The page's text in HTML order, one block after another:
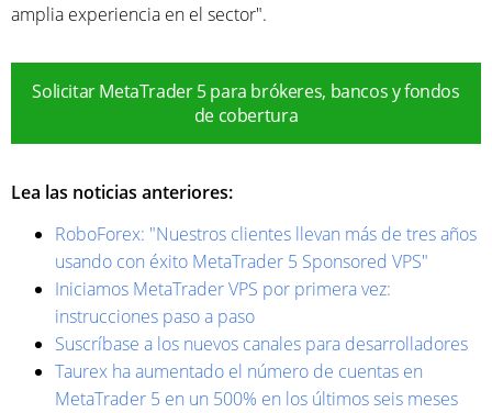
amplia experiencia en el sector".
Solicitar MetaTrader 5 para brókeres, bancos y fondos
de cobertura
Lea las noticias anteriores:
RoboForex: "Nuestros clientes llevan más de tres años
usando con éxito MetaTrader 5 Sponsored VPS"
Iniciamos MetaTrader VPS por primera vez:
instrucciones paso a paso
Suscríbase a los nuevos canales para desarrolladores
Taurex ha aumentado el número de cuentas en
MetaTrader 5 en un 500% en los últimos seis meses